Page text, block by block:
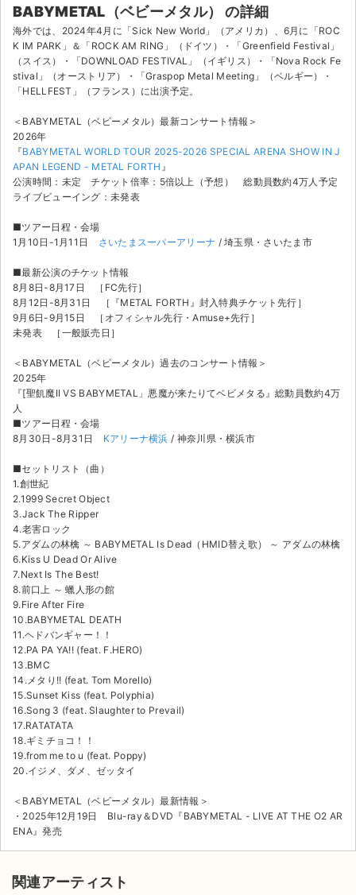
サイト情報
チケットジャム運営会社
チケットジャム利用規約
プライバシーポリシー
公演登録依頼
不正転売禁止法について
チケットジャムの取り組み
音楽情報
BABYMETAL（ベビーメタル） の詳細
海外では、2024年4月に「Sick New World」（アメリカ）、6月に「ROC
K IM PARK」＆「ROCK AM RING」（ドイツ）・「Greenfield Festival」
（スイス）・「DOWNLOAD FESTIVAL」（イギリス）・「Nova Rock Fe
stival」（オーストリア）・「Graspop Metal Meeting」（ベルギー）・
「HELLFEST」（フランス）に出演予定。
＜BABYMETAL（ベビーメタル）最新コンサート情報＞
2026年
『BABYMETAL WORLD TOUR 2025-2026 SPECIAL ARENA SHOW IN J
APAN LEGEND - METAL FORTH 』
公演時間：未定 チケット倍率：5倍以上（予想） 総動員数約4万人予定
ライブビューイング：未発表
■ツアー日程・会場
1月10日-1月11日 さいたまスーパーアリーナ / 埼玉県・さいたま市
■最新公演のチケット情報
8月8日-8月17日 ［FC先行］
8月12日-8月31日 ［『METAL FORTH』封入特典チケット先行］
9月6日-9月15日 ［オフィシャル先行・Amuse+先行］
未発表 ［一般販売日］
＜BABYMETAL（ベビーメタル）過去のコンサート情報＞
2025年
『[聖飢魔II VS BABYMETAL」悪魔が来たりてベビメタる』総動員数約4万
人
■ツアー日程・会場
8月30日-8月31日 Kアリーナ横浜 / 神奈川県・横浜市
■セットリスト（曲）
1.創世紀
2.1999 Secret Object
3.Jack The Ripper
4.老害ロック
5.アダムの林檎 ～ BABYMETAL Is Dead（HMID替え歌） ～ アダムの林檎
6.Kiss U Dead Or Alive
7.Next Is The Best!
8.前口上 ～ 蠟人形の館
9.Fire After Fire
10.BABYMETAL DEATH
11.ヘドバンギャー！！
12.PA PA YA!! (feat. F.HERO)
13.BMC
14.メタり!! (feat. Tom Morello)
15.Sunset Kiss (feat. Polyphia)
16.Song 3 (feat. Slaughter to Prevail)
17.RATATATA
18.ギミチョコ！！
19.from me to u (feat. Poppy)
20.イジメ、ダメ、ゼッタイ
＜BABYMETAL（ベビーメタル）最新情報＞
・2025年12月19日 Blu-ray＆DVD『BABYMETAL - LIVE AT THE O2 AR
ENA』発売
関連アーティスト